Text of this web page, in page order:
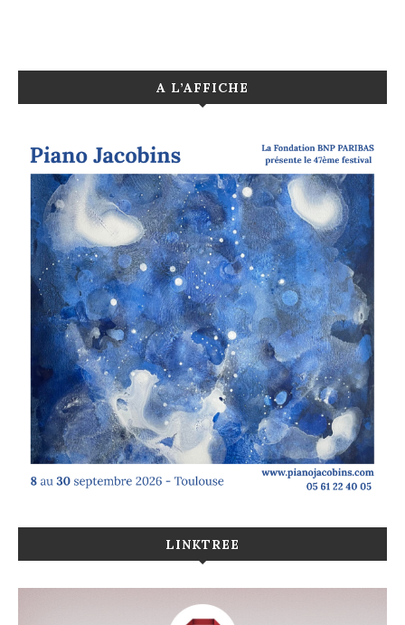
A L’AFFICHE
LINKTREE